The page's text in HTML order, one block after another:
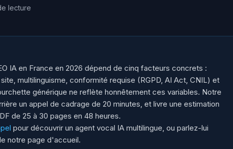
lecture
IA en France en 2026 dépend de cinq facteurs concrets :
multilinguisme, conformité requise (RGPD, AI Act, CNIL) et
générique ne reflète honnêtement ces variables. Notre
un appel de cadrage de 20 minutes, et livre une estimation
de 25 à 30 pages en 48 heures.
pour découvrir un agent vocal IA multilingue, ou parlez-lui
notre page d'accueil.